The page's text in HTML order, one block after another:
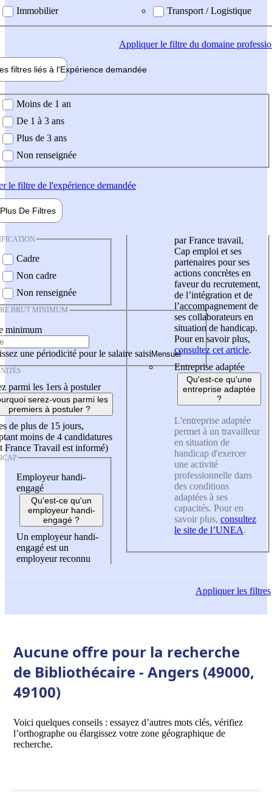
Immobilier
Transport / Logistique
Appliquerle filtre du domaine
filtres liés à l'Expérience demandée
demandée
Moins de 1 an
De 1 à 3 ans
Plus de 3 ans
Non renseignée
le filtre de l'expérience demandée
Plus De Filtres
Cadre
Non cadre
Non renseignée
BRUT MINIMUM
minimum
une périodicité pour le salaire saisi
parmi les 1ers à postuler
serez-vous parmi les
premiers à postuler ?
de plus de 15 jours,
moins de 4 candidatures
France Travail est informé)
Employeur handi-
engagé
Qu'est-ce qu'un
employeur handi-
engagé ?
Un employeur handi-
engagé est un
employeur reconnu
par France travail,
Cap emploi et ses
partenaires pour ses
actions concrètes en
faveur du recrutement,
de l’intégration et de
l’accompagnement de
ses collaborateurs en
situation de handicap.
Pour en savoir plus,
consultez cet article.
Entreprise adaptée
Qu'est-ce qu'une
entreprise adaptée
?
L'entreprise adaptée
permet à un travailleur
en situation de
handicap d'exercer
une activité
professionnelle dans
des conditions
adaptées à ses
capacités. Pour en
savoir plus, consultez
le site de l’UNEA.
Appliquerles filtres
Aucune offre pour la recherche
de Bibliothécaire - Angers (49000,
49100)
Voici quelques conseils : essayez d’autres mots clés, vérifiez
l’orthographe ou élargissez votre zone géographique de
recherche.